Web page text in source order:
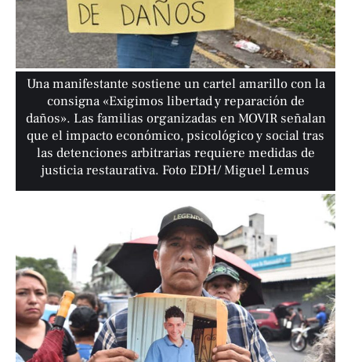
Una manifestante sostiene un cartel amarillo con la
consigna «Exigimos libertad y reparación de
daños». Las familias organizadas en MOVIR señalan
que el impacto económico, psicológico y social tras
las detenciones arbitrarias requiere medidas de
justicia restaurativa. Foto EDH/ Miguel Lemus